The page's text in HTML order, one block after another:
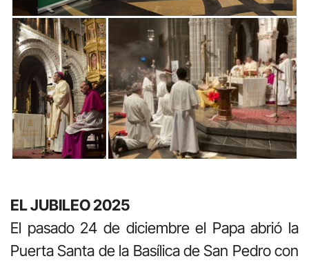
EL JUBILEO 2025
El pasado 24 de diciembre el Papa abrió la
Puerta Santa de la Basílica de San Pedro con